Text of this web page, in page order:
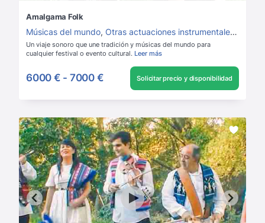
Amalgama Folk
Músicas del mundo, Otras actuaciones instrumentales ,
Un viaje sonoro que une tradición y músicas del mundo para
cualquier festival o evento cultural. Leer más
6000 € - 7000 € Solicitar precio y disponibilidad